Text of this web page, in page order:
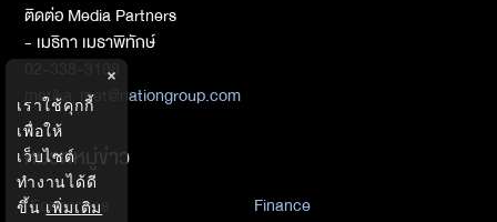
ติดต่อ Media Partners
- เมธิกา เมธาพิทักษ์
02-338-3198
metika_met@nationgroup.com
หมวดหมู่ข่าว
Economics
Finance
×
เราใช้คุกกี้
เพื่อให้
เว็บไซต์
ทำงานได้ดี
ขึ้น เพิ่มเติม